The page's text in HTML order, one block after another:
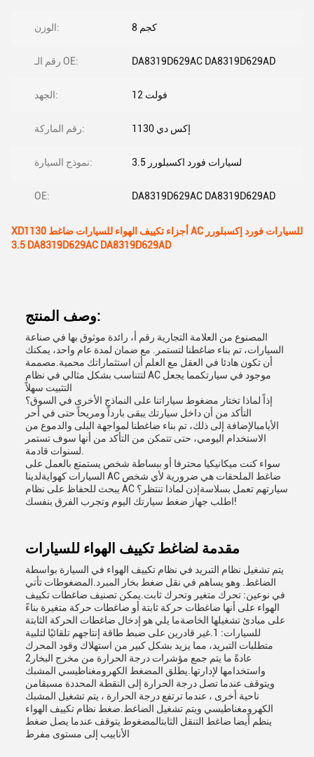
الوزن: 8 كجم
رقم الـ OE: DA8319D629AC DA8319D629AD
الجهد: 12 فولت
رقم الماركة: إكس دي 1130
نموذج السيارة: لسيارات فورد اكسبلورر 3.5
OE: DA8319D629AC DA8319D629AD
XD1130 أجزاء تكييف الهواء للسيارات ضاغط AC للسيارات فورد إكسبلورر
3.5 DA8319D629AC DA8319D629AD
وصف المنتج:
المصنوع من العلامة التجارية رقم أ، رائدة موثوق بها في صناعة
السيارات، تم بناء ضاغطنا لتستمر. مع ضمان لمدة عام واحد، يمكنك
أن تكون هادئا في العقل مع العلم أن استثماراتك محمية.مصممة
لتتناسب بشكل مثالي في نظام AC موجود في سيارتكمما يجعل
التثبيت سهلاً
إذاً لماذا تختار مضغوط سياراتنا على النماذج الأخرى في السوق؟
التأكد من أن داخل سيارتك يبقى بارداً ومريحاً حتى في أحر
الأيامبالإضافة إلى ذلك، تم بناء ضاغطنا لمواجهة البلى والدموع من
الاستخدام اليومي، حتى تتمكن من التأكد من أنها سوف تستمر
سواء كنت ميكانيكيا محترفا أو ببساطة شخص يستمتع بالعمل على
السيارات كهوايةلدينا AC ضاغط الملحقات هي ضرورية لأي شخص
يبحث للحفاظ على نظام AC سيارتهم تعمل بسلاسةإذن لماذا تنتظر؟
اطلب جهاز ضغط سيارتك اليوم وتجرب الفرق بنفسك!
مقدمة لضاغط تكييف الهواء للسيارات
يتم تشغيل نظام التبريد في نظام تكييف الهواء في السيارة بواسطة
الضاغط. وهو يساهم في نقل ضغط بخار المبرد.المضغوطات تأتي
في نوعين: تحرك متغير وتحرك ثابت.يمكن تصنيف ضاغطات تكييف
الهواء على أنها ضاغطات حركة ثابتة أو ضاغطات حركة متغيرة بناءً
على مبادئ تشغيلها الخاصةما يلي هو إدخال ضاغطات الحركة الثابتة
للسيارات: 1.غير قادرين على ضبط طاقة إنتاجهم تلقائيًا لتلبية
متطلبات التبريد، مما يزيد بشكل كبير من استهلاك وقود المحرك
2عادةً ما يتم جمع مؤشرات درجة الحرارة من مخرج البخار
واستخدامها لإدارتها.يطلق المضغط الكهرومغناطيسي المشبك
ويتوقف عندما تصل درجة الحرارة إلى النقطة المحددة مسبقامن
ناحية أخرى ، عندما ترتفع درجة الحرارة ، يتم تشغيل المشبك
الكهرومغناطيسي ويتم تشغيل الضاغط.ضغط نظام تكييف الهواء
ينظم أيضا ضاغط التنقل الثابتالمضغوط يتوقف عندما يصل ضغط
الأنابيب إلى مستوى مفرط